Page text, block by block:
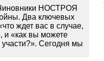
НОСТРОЯ
Два ключевых
ждет вас в случае,
и «как вы можете
участи?». Сегодня мы